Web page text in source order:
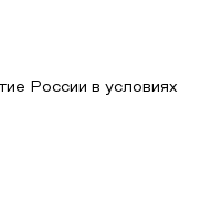
России в условиях